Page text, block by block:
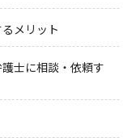
メリット
士に相談・依頼す